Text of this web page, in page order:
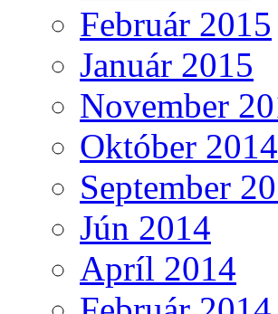
Február 2015
Január 2015
November
Október 2014
September
Jún 2014
Apríl 2014